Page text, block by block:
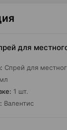
для
: Спрей для
: 1 шт.
: Валентис